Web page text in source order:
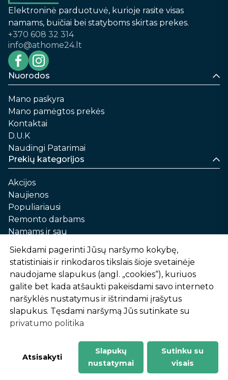
Elektroninė parduotuvė, kurioje rasite visas
namams, buičiai bei statyboms skirtas prekes.
+370 608 32 314
info@athome24.lt
Nuorodos
Mano paskyra
Mano pamėgtos prekės
Kontaktai
D.U.K
Naudingi Patarimai
Prekių kategorijos
Akcijos
Naujienos
Populiariausi
Remonto darbams
Namams ir sau
Automobilių priežiūrai
Sodui ir daržui
Informacija
Apie mus
Prekių pirkimo – pardavimo taisyklės
Prekių pristatymas ir atsiėmimas
Garantinis aptarnavimas ir prekių grąžinimas
Privatumo politika
AtHome24.lt © 2026 Visos teisės saugomos
-
1
2
%
n
u
o
l
a
i
d
a
Siekdami pagerinti Jūsų naršymo kokybę,
statistiniais ir rinkodaros tikslais šioje svetainėje
naudojame slapukus (angl. „cookies“), kuriuos
galite bet kada atšaukti pakeisdami savo interneto
naršyklės nustatymus ir ištrindami įrašytus
slapukus. Tęsdami naršymą Jūs sutinkate su
privatumo politika
Atsisakyti
Slapukų
nustatymai
Sutinku su
visais